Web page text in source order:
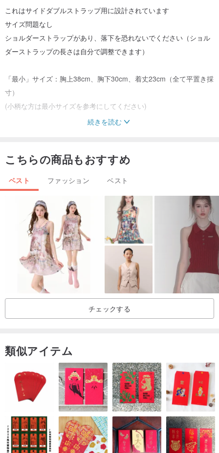
これはサイドダブルストラップ用に設計されています
サイズ問題なし
ショルダーストラップがあり、落下を恐れないでください（ショル
ダーストラップの長さは自分で調整できます）
「最小」サイズ：胸上38cm、胸下30cm、着丈23cm（全て平置き採
寸）
(小柄な方は最小サイズを参考にしてください)
入札前に質問してください！ !
ビンテージ商品は古いものですので、どうしても小さな傷がついて
いる場合がございます 仕分けしてから棚に並べております 完璧主義
者の方はお受けできませんので、神経質な方のご入札はお控えくだ
さい ヴィンテージ商品は販売しておりますので返品・交換はお受け
できません
続きを読む
こちらの商品もおすすめ
ベスト ファッション ベスト
チェックする
類似アイテム